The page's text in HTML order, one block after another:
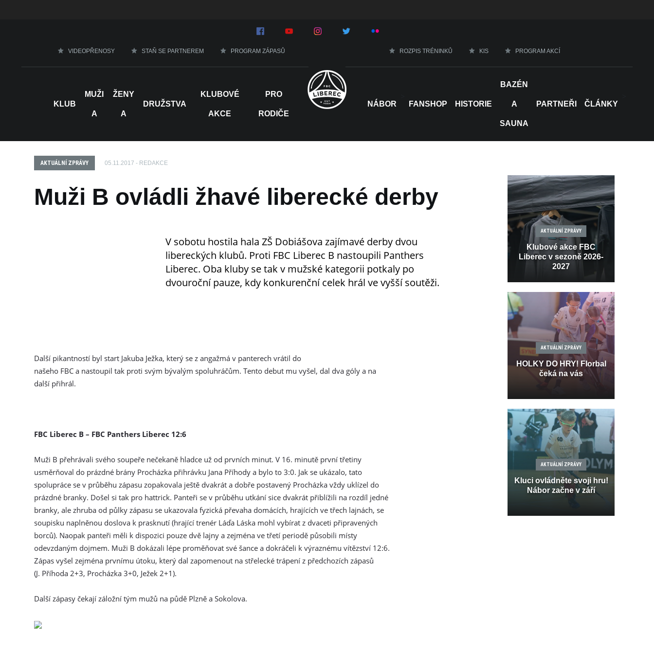
VIDEOPŘENOSY STAŇ SE PARTNEREM PROGRAM ZÁPASŮ ROZPIS TRÉNINKŮ KIS PROGRAM AKCÍ
KLUB
MUŽI
A
ŽENY
A
DRUŽSTVA
KLUBOVÉ
AKCE
PRO
RODIČE
NÁBOR FANSHOP HISTORIE
BAZÉN
A
SAUNA
PARTNEŘI ČLÁNKY
AKTUÁLNÍ ZPRÁVY 05.11.2017 - REDAKCE
Muži B ovládli žhavé liberecké derby
V sobotu hostila hala ZŠ Dobiášova zajímavé derby dvou
libereckých klubů. Proti FBC Liberec B nastoupili Panthers
Liberec. Oba kluby se tak v mužské kategorii potkaly po
dvouroční pauze, kdy konkurenční celek hrál ve vyšší soutěži.
Další pikantností byl start Jakuba Ježka, který se z angažmá v panterech vrátil do
našeho FBC a nastoupil tak proti svým bývalým spoluhráčům. Tento debut mu vyšel, dal dva góly a na
další přihrál.
FBC Liberec B – FBC Panthers Liberec 12:6
Muži B přehrávali svého soupeře nečekaně hladce už od prvních minut. V 16. minutě první třetiny
usměrňoval do prázdné brány Procházka přihrávku Jana Příhody a bylo to 3:0. Jak se ukázalo, tato
spolupráce se v průběhu zápasu zopakovala ještě dvakrát a dobře postavený Procházka vždy uklízel do
prázdné branky. Došel si tak pro hattrick. Panteři se v průběhu utkání sice dvakrát přiblížili na rozdíl jedné
branky, ale zhruba od půlky zápasu se ukazovala fyzická převaha domácích, hrajících ve třech lajnách, se
soupisku naplněnou doslova k prasknutí (hrající trenér Láďa Láska mohl vybírat z dvaceti připravených
borců). Naopak panteři měli k dispozici pouze dvě lajny a zejména ve třetí periodě působili místy
odevzdaným dojmem. Muži B dokázali lépe proměňovat své šance a dokráčeli k výraznému vítězství 12:6.
Zápas vyšel zejména prvnímu útoku, který dal zapomenout na střelecké trápení z předchozích zápasů
(J. Příhoda 2+3, Procházka 3+0, Ježek 2+1).
Další zápasy čekají záložní tým mužů na půdě Plzně a Sokolova.
AKTUÁLNÍ ZPRÁVY
Klubové akce FBC
Liberec v sezoně 2026-
2027
AKTUÁLNÍ ZPRÁVY
HOLKY DO HRY! Florbal
čeká na vás
AKTUÁLNÍ ZPRÁVY
Kluci ovládněte svoji hru!
Nábor začne v září